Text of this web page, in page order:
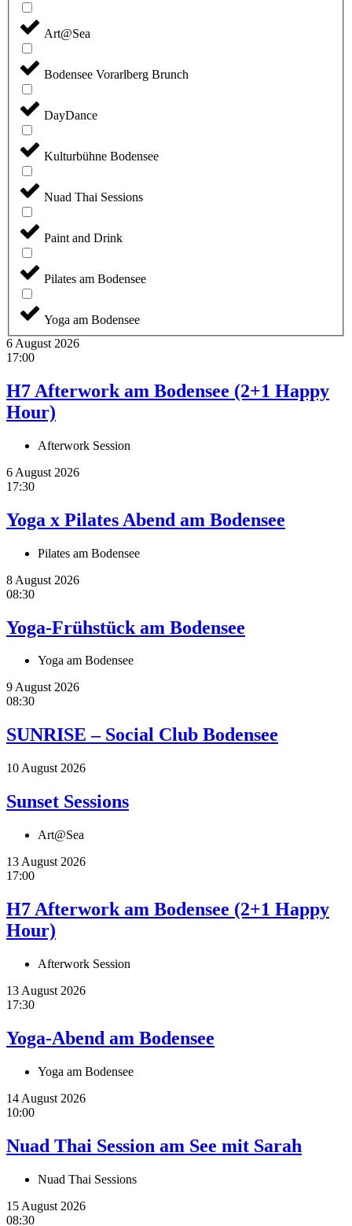
Art@Sea
Bodensee Vorarlberg Brunch
DayDance
Kulturbühne Bodensee
Nuad Thai Sessions
Paint and Drink
Pilates am Bodensee
Yoga am Bodensee
6 August 2026
17:00
H7 Afterwork am Bodensee (2+1 Happy
Hour)
Afterwork Session
6 August 2026
17:30
Yoga x Pilates Abend am Bodensee
Pilates am Bodensee
8 August 2026
08:30
Yoga-Frühstück am Bodensee
Yoga am Bodensee
9 August 2026
08:30
SUNRISE – Social Club Bodensee
10 August 2026
Sunset Sessions
Art@Sea
13 August 2026
17:00
H7 Afterwork am Bodensee (2+1 Happy
Hour)
Afterwork Session
13 August 2026
17:30
Yoga-Abend am Bodensee
Yoga am Bodensee
14 August 2026
10:00
Nuad Thai Session am See mit Sarah
Nuad Thai Sessions
15 August 2026
08:30